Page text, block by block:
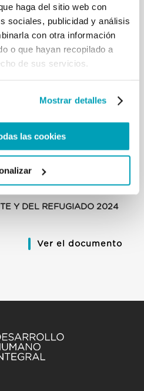
haga del sitio web con
sociales, publicidad y análisis
con otra información
o que hayan recopilado a
de sus servicios.
Mostrar detalles
las cookies
Y DEL REFUGIADO 2024
Ver el documento